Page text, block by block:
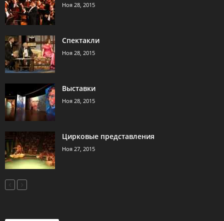
Ноя 28, 2015
Спектакли
Ноя 28, 2015
Выставки
Ноя 28, 2015
Цирковые представления
Ноя 27, 2015